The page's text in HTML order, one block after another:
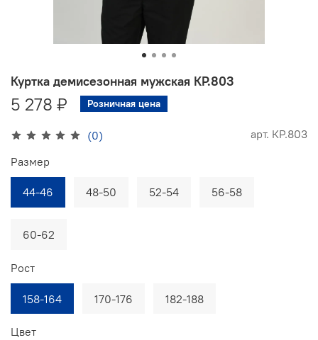
(0) арт. КР.803
Куртка демисезонная мужская КР.803
5 278 ₽ Розничная цена
Размер
44-46 48-50 52-54 56-58
60-62
Рост
158-164 170-176 182-188
Цвет